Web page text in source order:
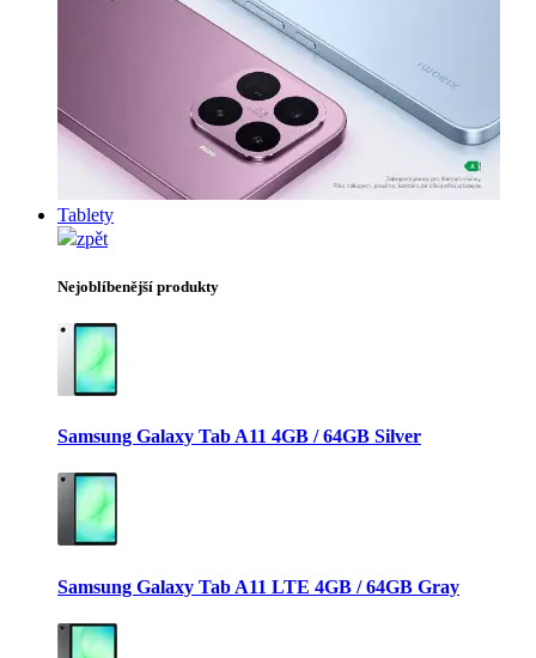
Tablety
zpět
Nejoblíbenější produkty
Samsung Galaxy Tab A11 4GB / 64GB Silver
Samsung Galaxy Tab A11 LTE 4GB / 64GB Gray